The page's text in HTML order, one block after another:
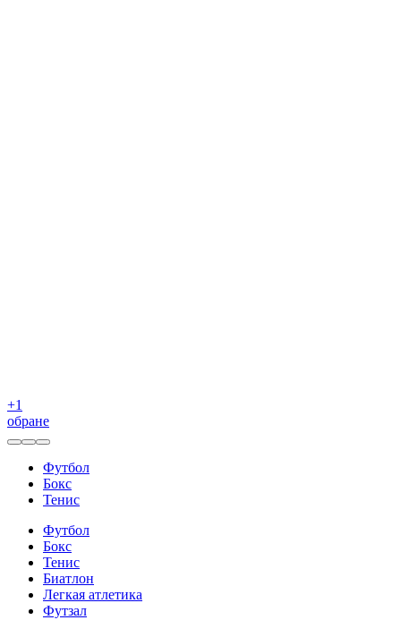
+1
обране
Футбол
Бокс
Тенис
Футбол
Бокс
Тенис
Биатлон
Легкая атлетика
Футзал